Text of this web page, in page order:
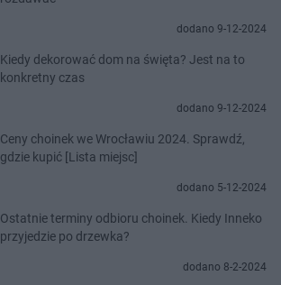
dodano 9-12-2024
Kiedy dekorować dom na święta? Jest na to
konkretny czas
dodano 9-12-2024
Ceny choinek we Wrocławiu 2024. Sprawdź,
gdzie kupić [Lista miejsc]
dodano 5-12-2024
Ostatnie terminy odbioru choinek. Kiedy Inneko
przyjedzie po drzewka?
dodano 8-2-2024